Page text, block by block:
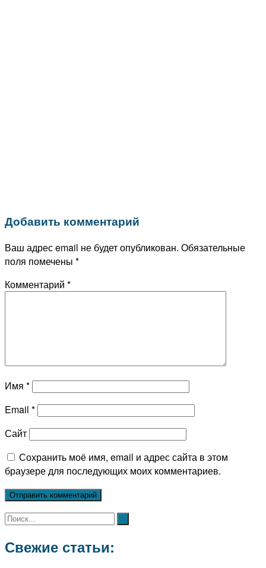
Добавить комментарий
Ваш адрес email не будет опубликован. Обязательные
поля помечены *
Комментарий *
Имя *
Email *
Сайт
Сохранить моё имя, email и адрес сайта в этом
браузере для последующих моих комментариев.
Свежие статьи: